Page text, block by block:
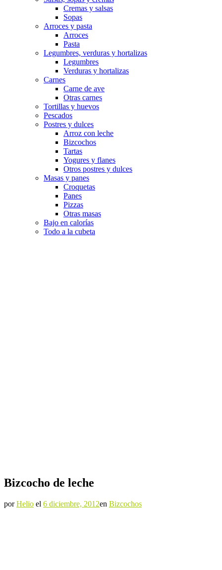
Cremas y salsas
Sopas
Arroces y pasta
Arroces
Pasta
Legumbres, verduras y hortalizas
Legumbres
Verduras y hortalizas
Carnes
Carne de ave
Otras carnes
Tortillas y huevos
Pescados
Postres y dulces
Arroz con leche
Bizcochos
Tartas
Yogures y flanes
Otros postres y dulces
Masas y panes
Croquetas
Panes
Pizzas
Otras masas
Bajo en calorías
Todo a la cubeta
Bizcocho de leche
porHelio el 6 diciembre, 2012en Bizcochos